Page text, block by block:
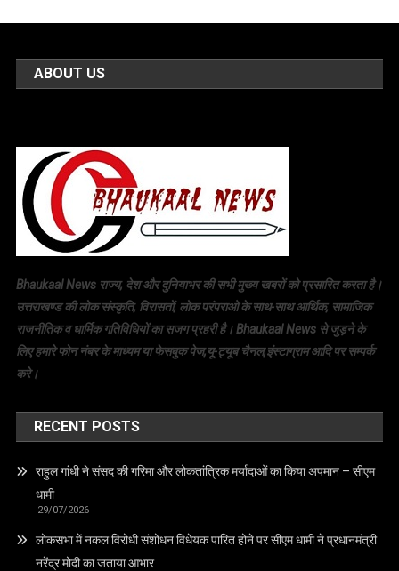
ABOUT US
Bhaukaal News राज्य, देश और दुनियाभर की सभी मुख्य खबरों को प्रसारित करता है।
उत्तराखण्ड की लोक संस्कृति, विरासतों, लोक परंपराओ के साथ-साथ आर्थिक, सामाजिक
राजनीतिक व धार्मिक गतिविधियों का सजग प्रहरी है। Bhaukaal News से जुड़ने के
लिए हमारे फोन नंबर के माध्यम या फेसबुक पेज,यू-ट्यूब चैनल,इंस्टाग्राम आदि पर सम्पर्क
करे।
RECENT POSTS
राहुल गांधी ने संसद की गरिमा और लोकतांत्रिक मर्यादाओं का किया अपमान – सीएम
धामी
29/07/2026
लोकसभा में नकल विरोधी संशोधन विधेयक पारित होने पर सीएम धामी ने प्रधानमंत्री
नरेंद्र मोदी का जताया आभार